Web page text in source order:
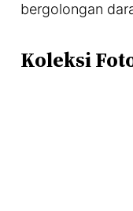
bergolongan
Koleksi